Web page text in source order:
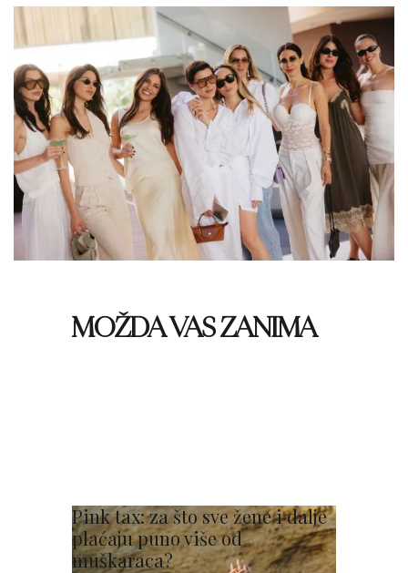
MOŽDA VAS ZANIMA
Pink tax: za što sve žene i dalje
plaćaju puno više od
muškaraca?